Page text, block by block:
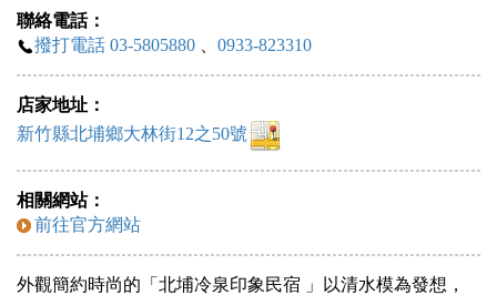
聯絡電話：
撥打電話 03-5805880
0933-823310
店家地址：
新竹縣北埔鄉大林街12之50號
相關網站：
前往官方網站
外觀簡約時尚的「北埔冷泉印象民宿 」以清水模為發想，